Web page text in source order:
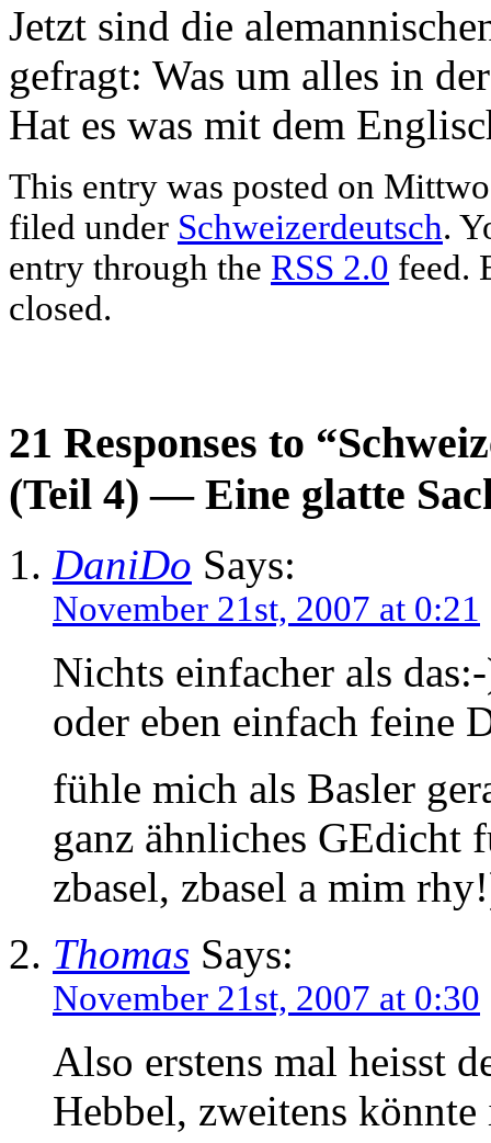
Jetzt sind die
gefragt: Was um alles in
Hat es was mit dem
This entry was posted on
filed under Schweizerdeutsch.
entry through the RSS 2.0 feed.
closed.
21 Responses to
(Teil 4) — Eine glatte
DaniDo Says:
November 21st, 2007 at 0:21
Nichts einfacher als
oder eben einfach feine
fühle mich als Basler
ganz ähnliches GEdicht
zbasel, zbasel a mim
Thomas Says:
November 21st, 2007 at 0:30
Also erstens mal heisst
Hebbel, zweitens könnte